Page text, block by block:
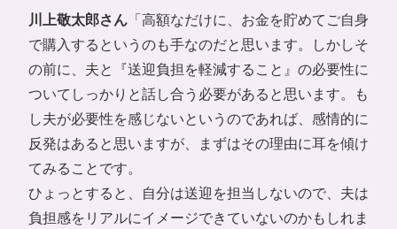
川上敬太郎さん 「高額なだけに、お金を貯めてご自身
で購入するというのも手なのだと思います。しかしそ
の前に、夫と『送迎負担を軽減すること』の必要性に
ついてしっかりと話し合う必要があると思います。も
し夫が必要性を感じないというのであれば、感情的に
反発はあると思いますが、まずはその理由に耳を傾け
てみることです。
ひょっとすると、自分は送迎を担当しないので、夫は
負担感をリアルにイメージできていないのかもしれま